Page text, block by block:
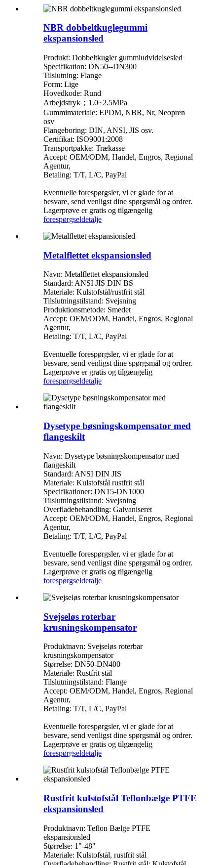
NBR dobbeltkuglegummi
ekspansionsled
Produkt: Dobbeltkugler gummiudvidelsesled
Specifikation: DN50--DN300
Tilslutning: Flange
Form: Lige
Hovedkode: Rund
Arbejdstryk；1.0~2.5MPa
Gummimateriale: EPDM, NBR, Nr, Neopren
osv
Flangeboring: DIN, ANSI, JIS osv.
Certifikat: ISO9001:2008
Transportpakke: Trækasse
Accept: OEM/ODM, Handel, Engros, Regional
Agentur,
Betaling: T/T, L/C, PayPal
Eventuelle forespørgsler, vi er glade for at
besvare, send venligst dine spørgsmål og ordrer.
Lagerprøve er gratis og tilgængelig
forespørgseldetalje
Metalflettet ekspansionsled
Navn: Metalflettet ekspansionsled
Standard: ANSI JIS DIN BS
Materiale: Kulstofstål/rustfrit stål
Tilslutningstilstand: Svejsning
Produktionsmetode: Smedet
Accept: OEM/ODM, Handel, Engros, Regional
Agentur,
Betaling: T/T, L/C, PayPal
Eventuelle forespørgsler, vi er glade for at
besvare, send venligst dine spørgsmål og ordrer.
Lagerprøve er gratis og tilgængelig
forespørgseldetalje
Dysetype bøsningskompensator med
flangeskilt
Navn: Dysetype bøsningskompensator med
flangeskilt
Standard: ANSI DIN JIS
Materiale: Kulstofstål rustfrit stål
Specifikationer: DN15-DN1000
Tilslutningstilstand: Svejsning
Overfladebehandling: Galvaniseret
Accept: OEM/ODM, Handel, Engros, Regional
Agentur,
Betaling: T/T, L/C, PayPal
Eventuelle forespørgsler, vi er glade for at
besvare, send venligst dine spørgsmål og ordrer.
Lagerprøve er gratis og tilgængelig
forespørgseldetalje
Svejseløs roterbar
krusningskompensator
Produktnavn: Svejseløs roterbar
krusningskompensator
Størrelse: DN50-DN400
Materiale: Rustfrit stål
Tilslutningstilstand: Flange
Accept: OEM/ODM, Handel, Engros, Regional
Agentur,
Betaling: T/T, L/C, PayPal
Eventuelle forespørgsler, vi er glade for at
besvare, send venligst dine spørgsmål og ordrer.
Lagerprøve er gratis og tilgængelig
forespørgseldetalje
Rustfrit kulstofstål Teflonbælge PTFE
ekspansionsled
Produktnavn: Teflon Bælge PTFE
ekspansionsled
Størrelse: 1"-48"
Materiale: Kulstofstål, rustfrit stål